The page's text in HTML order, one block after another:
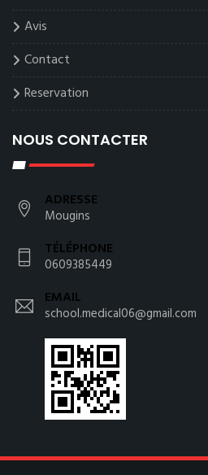
Avis
Contact
Reservation
NOUS CONTACTER
ADRESSE
Mougins
TÉLÉPHONE
0609385449
EMAIL
school.medical06@gmail.com